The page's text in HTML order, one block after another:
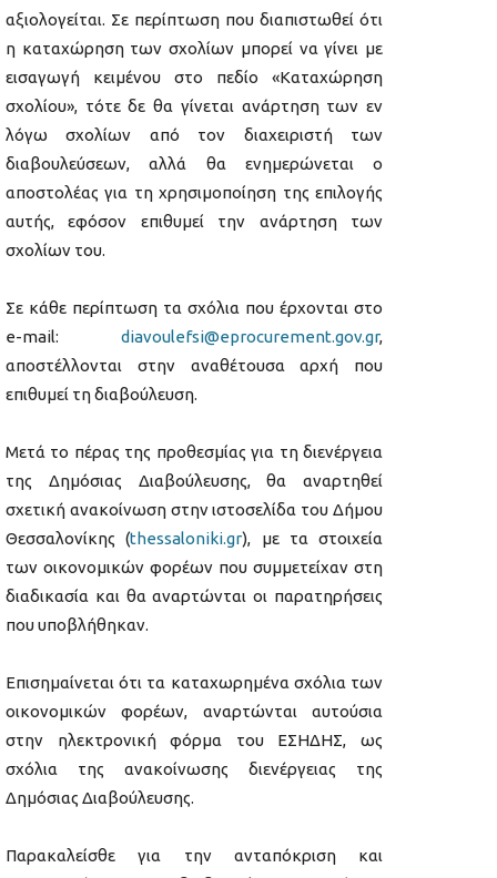
αξιολογείται. Σε περίπτωση που διαπιστωθεί ότι
η καταχώρηση των σχολίων μπορεί να γίνει με
εισαγωγή κειμένου στο πεδίο «Καταχώρηση
σχολίου», τότε δε θα γίνεται ανάρτηση των εν
λόγω σχολίων από τον διαχειριστή των
διαβουλεύσεων, αλλά θα ενημερώνεται ο
αποστολέας για τη χρησιμοποίηση της επιλογής
αυτής, εφόσον επιθυμεί την ανάρτηση των
σχολίων του.
Σε κάθε περίπτωση τα σχόλια που έρχονται στο
e-mail: diavoulefsi@eprocurement.gov.gr,
αποστέλλονται στην αναθέτουσα αρχή που
επιθυμεί τη διαβούλευση.
Μετά το πέρας της προθεσμίας για τη διενέργεια
της Δημόσιας Διαβούλευσης, θα αναρτηθεί
σχετική ανακοίνωση στην ιστοσελίδα του Δήμου
Θεσσαλονίκης (thessaloniki.gr), με τα στοιχεία
των οικονομικών φορέων που συμμετείχαν στη
διαδικασία και θα αναρτώνται οι παρατηρήσεις
που υποβλήθηκαν.
Επισημαίνεται ότι τα καταχωρημένα σχόλια των
οικονομικών φορέων, αναρτώνται αυτούσια
στην ηλεκτρονική φόρμα του ΕΣΗΔΗΣ, ως
σχόλια της ανακοίνωσης διενέργειας της
Δημόσιας Διαβούλευσης.
Παρακαλείσθε για την ανταπόκριση και